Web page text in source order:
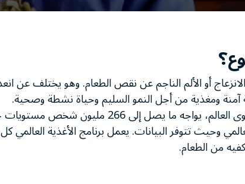
أو الألم الناجم عن نقص الطعام. وهو يختلف عن
آمنة ومغذية من أجل النمو السليم وحياة نشطة وصحية.
وحيث تتوفر البيانات. يعمل برنامج الأغذية
من الطعام.